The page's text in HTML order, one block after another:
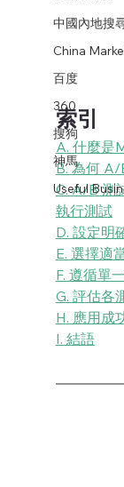
中國內地搜
China
百度
360
搜狗
神馬
Useful
索引
A. 什麼是
B. 為何 A/
C. A/B 測
執行測試
D. 設定明
E. 選擇適
F. 遵循單
G. 評估各
H. 應用成
I. 結語